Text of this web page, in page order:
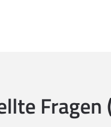
Fragen